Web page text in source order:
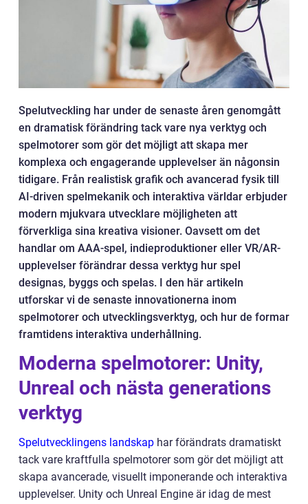
Spelutveckling har under de senaste åren genomgått
en dramatisk förändring tack vare nya verktyg och
spelmotorer som gör det möjligt att skapa mer
komplexa och engagerande upplevelser än någonsin
tidigare. Från realistisk grafik och avancerad fysik till
AI-driven spelmekanik och interaktiva världar erbjuder
modern mjukvara utvecklare möjligheten att
förverkliga sina kreativa visioner. Oavsett om det
handlar om AAA-spel, indieproduktioner eller VR/AR-
upplevelser förändrar dessa verktyg hur spel
designas, byggs och spelas. I den här artikeln
utforskar vi de senaste innovationerna inom
spelmotorer och utvecklingsverktyg, och hur de formar
framtidens interaktiva underhållning.
Moderna spelmotorer: Unity,
Unreal och nästa generations
verktyg
Spelutvecklingens landskap har förändrats dramatiskt
tack vare kraftfulla spelmotorer som gör det möjligt att
skapa avancerade, visuellt imponerande och interaktiva
upplevelser. Unity och Unreal Engine är idag de mest